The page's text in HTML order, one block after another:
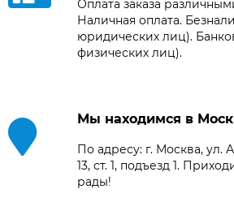
Оплата заказа
Наличная оплата.
юридических лиц).
физических лиц).
Мы находимся в
По адресу: г. Москва, ул.
13, ст. 1, подъезд 1.
рады!